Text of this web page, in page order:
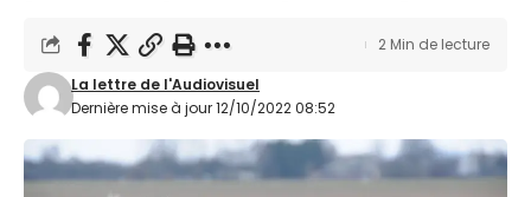
Dernière mise à jour 12/10/2022 08:52
La lettre de l'Audiovisuel
2 Min de lecture